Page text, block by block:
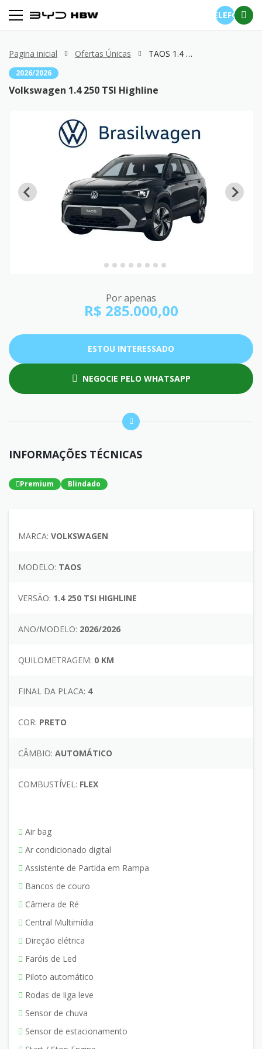
TELEFONE
Pagina inicial Ofertas Únicas TAOS 1.4 250 TSI Highline
2026/2026
Volkswagen 1.4 250 TSI Highline
Por apenas
R$ 285.000,00
ESTOU INTERESSADO
NEGOCIE PELO WHATSAPP
INFORMAÇÕES TÉCNICAS
Premium Blindado
MARCA: VOLKSWAGEN
MODELO: TAOS
VERSÃO: 1.4 250 TSI HIGHLINE
ANO/MODELO: 2026/2026
QUILOMETRAGEM: 0 KM
FINAL DA PLACA: 4
COR: PRETO
CÂMBIO: AUTOMÁTICO
COMBUSTÍVEL: FLEX
Air bag
Ar condicionado digital
Assistente de Partida em Rampa
Bancos de couro
Câmera de Ré
Central Multimídia
Direção elétrica
Faróis de Led
Piloto automático
Rodas de liga leve
Sensor de chuva
Sensor de estacionamento